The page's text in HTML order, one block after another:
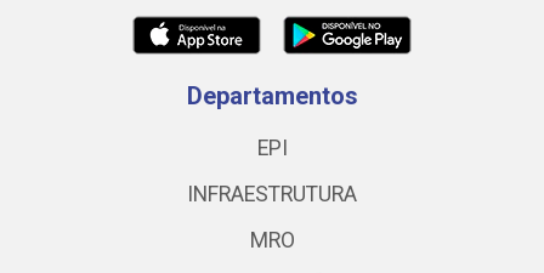
Departamentos
EPI
INFRAESTRUTURA
MRO